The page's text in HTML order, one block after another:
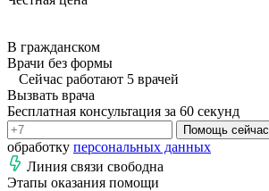
В гражданском
Врачи без формы
Сейчас работают 5 врачей
Вызвать врача
Бесплатная консультация за 60 секунд
Помощь сейчас
обработку персональных данных
Линия связи свободна
Этапы оказания помощи